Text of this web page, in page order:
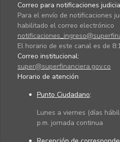
Correo para notificaciones
Para el envío de notificaciones
habilitado el correo electrónico
El horario de este canal es de
Correo institucional:
super@superfinanciera.gov.co
Horario de atención
Punto Ciudadano:
Lunes a viernes (días
p.m. jornada continua